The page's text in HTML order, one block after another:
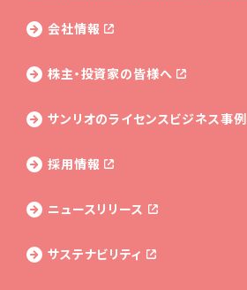
会社情報
株主・投資家の皆様へ
サンリオのライセンスビジネス事例
採用情報
ニュースリリース
サステナビリティ